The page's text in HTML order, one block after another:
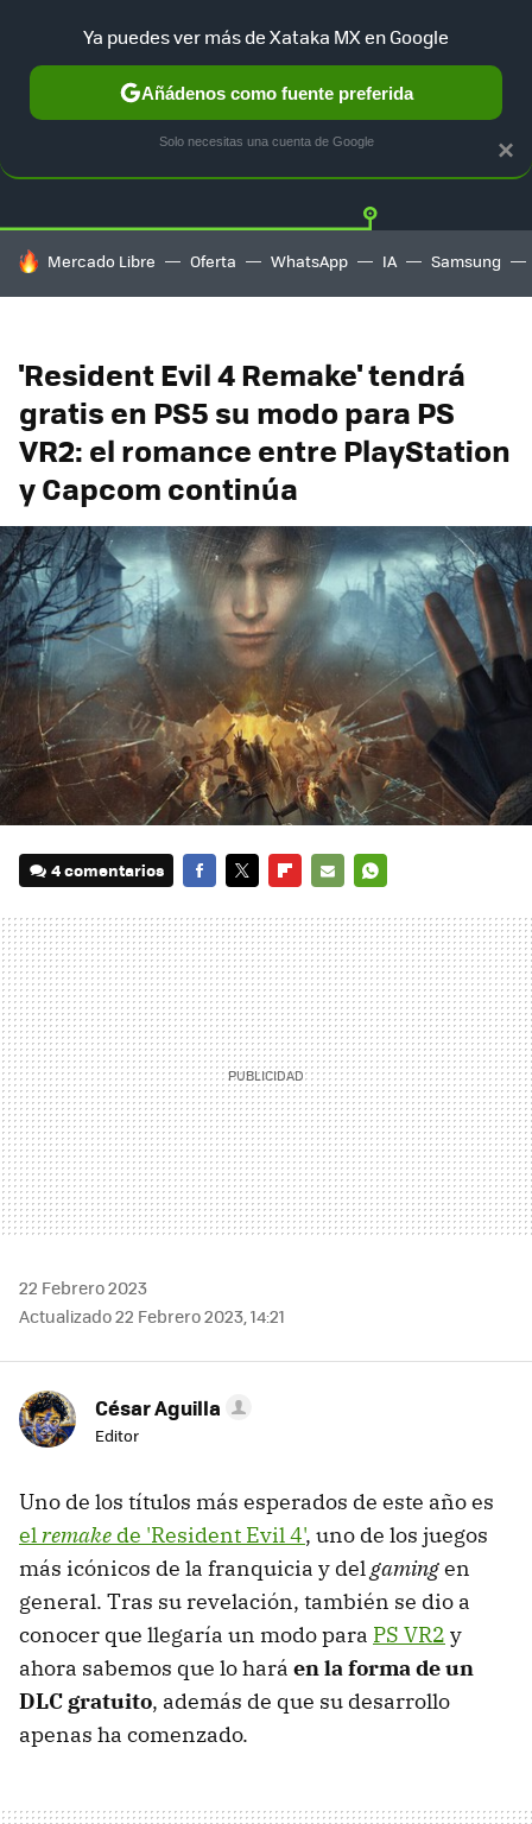
Twitter
HOY SE HABLA DE
Mercado Libre Oferta WhatsApp IA Samsung
'Resident Evil 4 Remake' tendrá
gratis en PS5 su modo para PS
VR2: el romance entre PlayStation
y Capcom continúa
4 comentarios
MAIL
22 Febrero 2023
Actualizado 22 Febrero 2023, 14:21
César Aguilla
Editor
Uno de los títulos más esperados de este año es
elremake de 'Resident Evil 4', uno de los juegos
más icónicos de la franquicia y delgamingen
general. Tras su revelación, también se dio a
conocer que llegaría un modo para PS VR2 y
ahora sabemos que lo hará en la forma deun
DLC gratuito, además de que su desarrollo
apenas ha comenzado.
×
Ya puedes ver más de Xataka MX en Google
Añádenos como fuente preferida
Solo necesitas una cuenta de Google